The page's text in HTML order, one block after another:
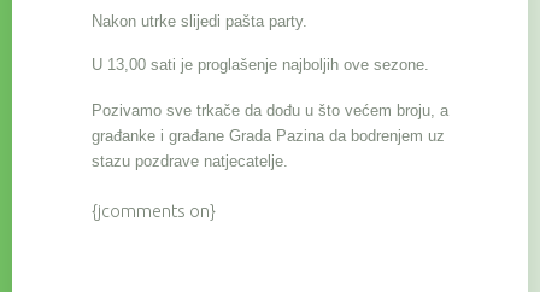
Nakon utrke slijedi pašta party.
U 13,00 sati je proglašenje najboljih ove sezone.
Pozivamo sve trkače da dođu u što većem broju, a
građanke i građane Grada Pazina da bodrenjem uz
stazu pozdrave natjecatelje.
{jcomments on}